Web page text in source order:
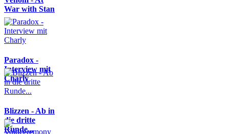
War with Stan
Paradox -
Interview mit
Charly
Blizzen - Ab in
die dritte
Runde...